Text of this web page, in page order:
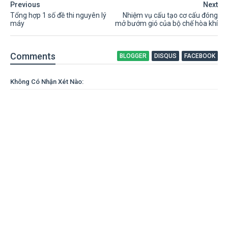
Next
Nhiệm vụ cấu tạo cơ cấu đóng
mở bướm gió của bộ chế hòa khí
Previous
Tổng hợp 1 số đề thi nguyên lý
máy
Comments BLOGGER DISQUS FACEBOOK
Không Có Nhận Xét Nào: